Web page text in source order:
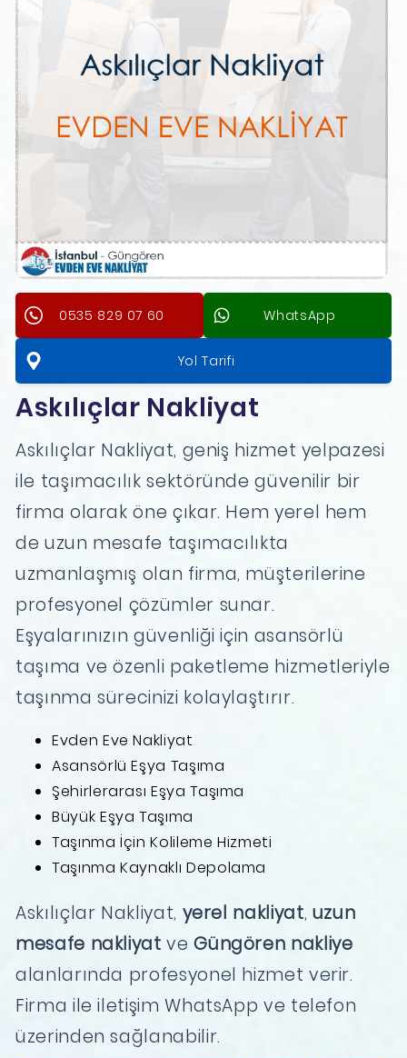
0535 829 07 60 WhatsApp
Yol Tarifi
Askılıçlar Nakliyat
Askılıçlar Nakliyat, geniş hizmet yelpazesi
ile taşımacılık sektöründe güvenilir bir
firma olarak öne çıkar. Hem yerel hem
de uzun mesafe taşımacılıkta
uzmanlaşmış olan firma, müşterilerine
profesyonel çözümler sunar.
Eşyalarınızın güvenliği için asansörlü
taşıma ve özenli paketleme hizmetleriyle
taşınma sürecinizi kolaylaştırır.
Evden Eve Nakliyat
Asansörlü Eşya Taşıma
Şehirlerarası Eşya Taşıma
Büyük Eşya Taşıma
Taşınma İçin Kolileme Hizmeti
Taşınma Kaynaklı Depolama
Askılıçlar Nakliyat, yerel nakliyat, uzun
mesafe nakliyat veGüngören nakliye
alanlarında profesyonel hizmet verir.
Firma ile iletişim WhatsApp ve telefon
üzerinden sağlanabilir.